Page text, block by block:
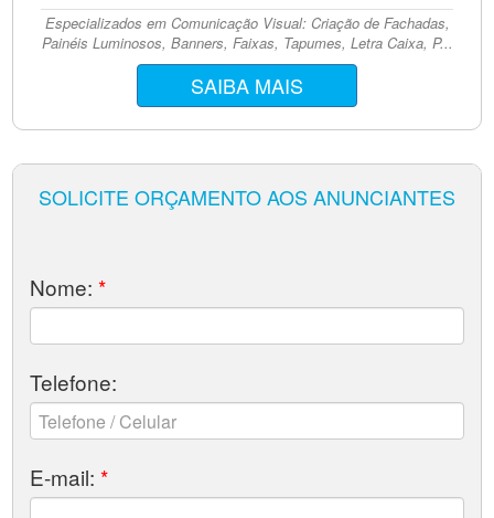
Especializados em Comunicação Visual: Criação de Fachadas,
Painéis Luminosos, Banners, Faixas, Tapumes, Letra Caixa, P...
SAIBA MAIS